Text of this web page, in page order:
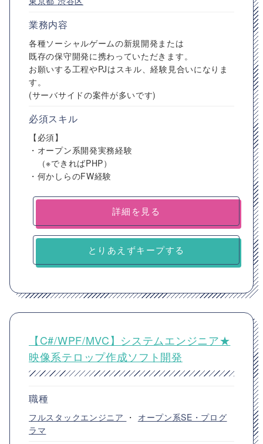
業務内容
各種ソーシャルゲームの新規開発または
既存の保守開発に携わっていただきます。
お願いする工程やPJはスキル、経験見合いになりま
す。
(サーバサイドの案件が多いです)
必須スキル
【必須】
・オープン系開発実務経験
（※できればPHP）
・何かしらのFW経験
詳細を見る
とりあえずキープする
【C#/WPF/MVC】システムエンジニア★
映像系テロップ作成ソフト開発
職種
フルスタックエンジニア ・ オープン系SE・プログ
ラマ